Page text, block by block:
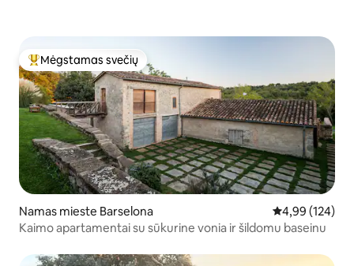
Svečių mėgstamiausias
Mėgstamas svečių
Namas mieste Barselona Vidutinis
4,99 (124)
Kaimo apartamentai su sūkurine vonia ir šildomu baseinu